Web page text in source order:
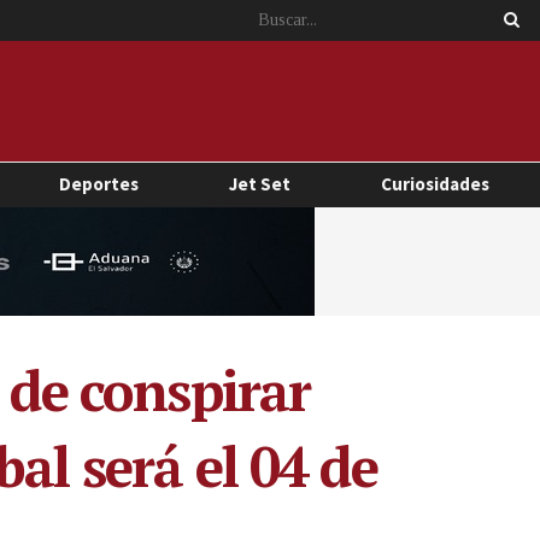
Deportes Jet Set Curiosidades
conspirar
será el 04 de